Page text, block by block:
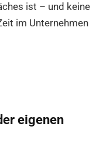
ist – und keine
im Unternehmen
eigenen